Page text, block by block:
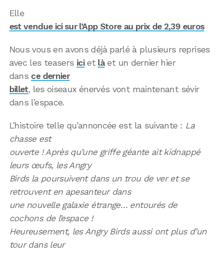
Elle
est vendue ici sur l’App Store au prix de 2,39 euros
Nous vous en avons déjà parlé à plusieurs reprises
avec les teasers iciet làet un dernier hier
dans ce dernier
billet, les oiseaux énervés vont maintenant sévir
dans l’espace.
L’histoire telle qu’annoncée est la suivante : La
chasse est
ouverte ! Après qu’une griffe géante ait kidnappé
leurs œufs, les Angry
Birds la poursuivent dans un trou de ver et se
retrouvent en apesanteur dans
une nouvelle galaxie étrange… entourés de
cochons de l’espace !
Heureusement, les Angry Birds aussi ont plus d’un
tour dans leur